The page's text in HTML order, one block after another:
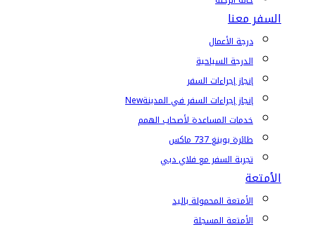
السفر معنا
درجة الأعمال
الدرجة السياحية
إنجاز إجراءات السفر
إنجاز إجراءات السفر في المدينةNew
خدمات المساعدة لأصحاب الهمم
طائرة بوينغ 737 ماكس
تجربة السفر مع فلاي دبي
الأمتعة
الأمتعة المحمولة باليد
الأمتعة المسجلة